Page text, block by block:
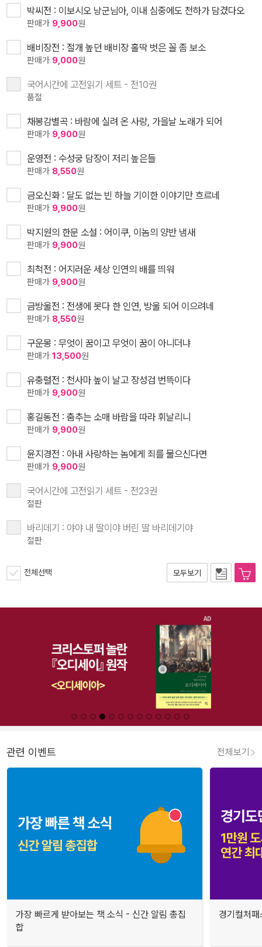
박씨전 : 이보시오 낭군님아, 이내 심중에도 천하가 담겼다오
판매가 9,900원
배비장전 : 절개 높던 배비장 홀딱 벗은 꼴 좀 보소
판매가 9,000원
국어시간에 고전읽기 세트 - 전10권
품절
채봉감별곡 : 바람에 실려 온 사랑, 가을날 노래가 되어
판매가 9,900원
운영전 : 수성궁 담장이 저리 높은들
판매가 8,550원
금오신화 : 달도 없는 빈 하늘 기이한 이야기만 흐르네
판매가 9,900원
박지원의 한문 소설 : 어이쿠, 이놈의 양반 냄새
판매가 9,900원
최척전 : 어지러운 세상 인연의 배를 띄워
판매가 9,900원
금방울전 : 전생에 못다 한 인연, 방울 되어 이으려네
판매가 8,550원
구운몽 : 무엇이 꿈이고 무엇이 꿈이 아니더냐
판매가 13,500원
유충렬전 : 천사마 높이 날고 장성검 번뜩이다
판매가 9,900원
홍길동전 : 춤추는 소매 바람을 따라 휘날리니
판매가 9,900원
윤지경전 : 아내 사랑하는 놈에게 죄를 물으신다면
판매가 9,900원
국어시간에 고전읽기 세트 - 전23권
절판
바리데기 : 야야 내 딸이야 버린 딸 바리데기야
절판
전체선택 모두보기
관련 이벤트 전체보기
가장 빠르게 받아보는 책 소식 - 신간 알림 총집
합
경기컬처